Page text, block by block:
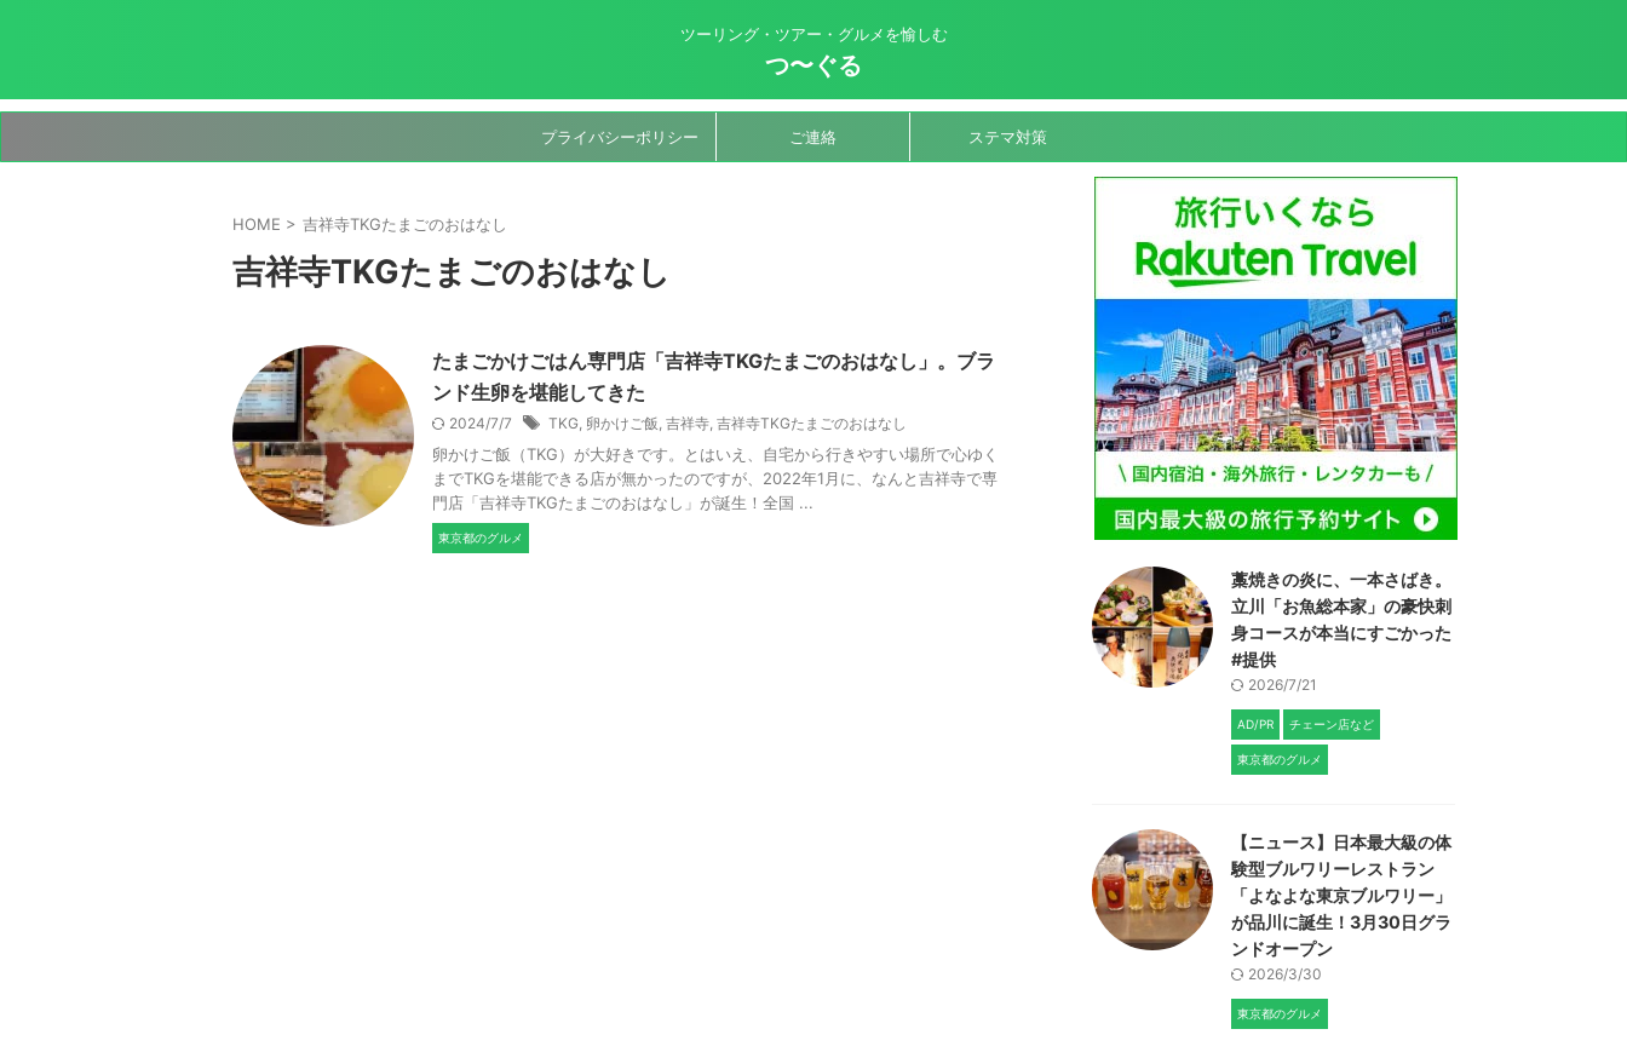
ツーリング・ツアー・グルメを愉しむ
つ〜ぐる
プライバシーポリシー ご連絡 ステマ対策
HOME > 吉祥寺TKGたまごのおはなし
吉祥寺TKGたまごのおはなし
たまごかけごはん専門店「吉祥寺TKGたまごのおはなし」。ブラ
ンド生卵を堪能してきた
2024/7/7 TKG, 卵かけご飯, 吉祥寺, 吉祥寺TKGたまごのおはなし
卵かけご飯（TKG）が大好きです。とはいえ、自宅から行きやすい場所で心ゆく
までTKGを堪能できる店が無かったのですが、2022年1月に、なんと吉祥寺で専
門店「吉祥寺TKGたまごのおはなし」が誕生！全国 ...
東京都のグルメ
藁焼きの炎に、一本さばき。
立川「お魚総本家」の豪快刺
身コースが本当にすごかった
#提供
2026/7/21
AD/PR チェーン店など
東京都のグルメ
【ニュース】日本最大級の体
験型ブルワリーレストラン
「よなよな東京ブルワリー」
が品川に誕生！3月30日グラ
ンドオープン
2026/3/30
東京都のグルメ